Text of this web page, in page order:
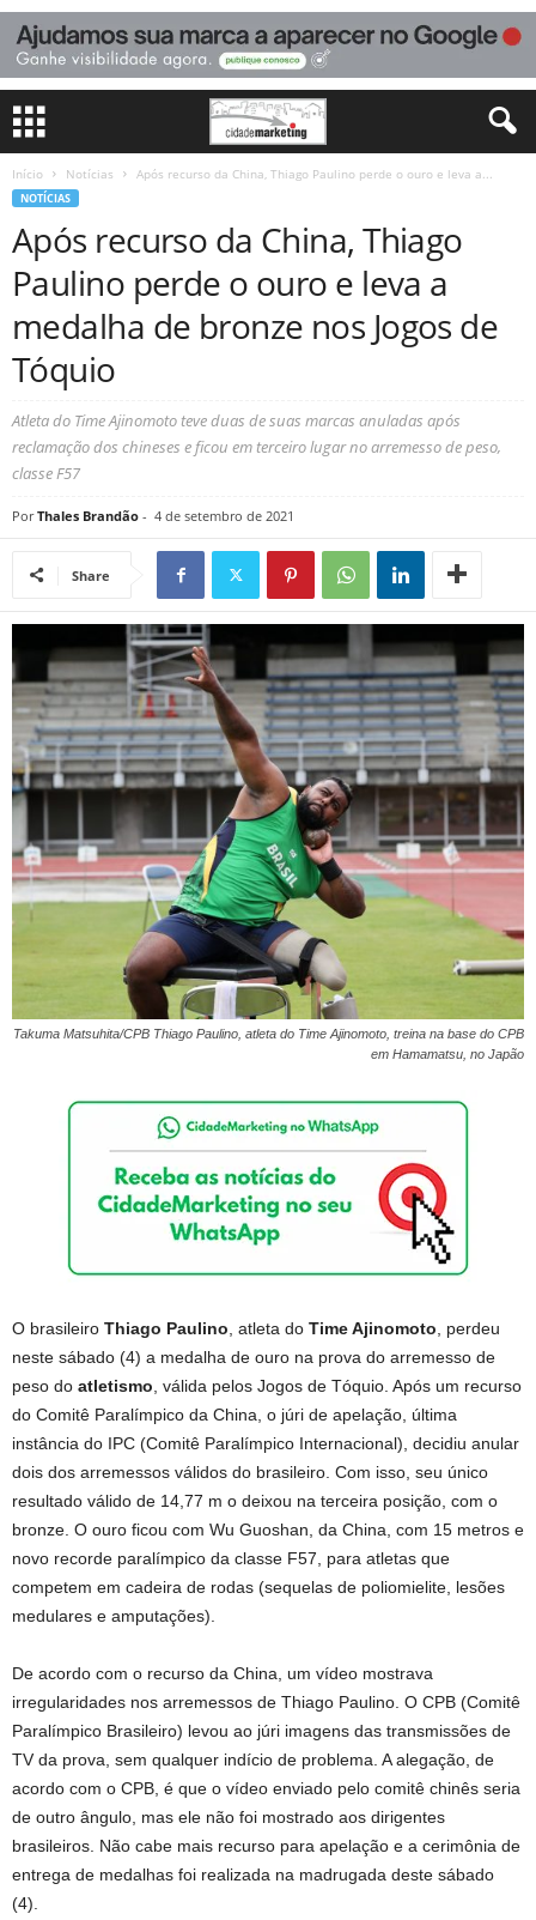
Início Notícias Após recurso da China, Thiago Paulino perde o ouro e leva a...
NOTÍCIAS
Após recurso da China, Thiago
Paulino perde o ouro e leva a
medalha de bronze nos Jogos de
Tóquio
Atleta do Time Ajinomoto teve duas de suas marcas anuladas após
reclamação dos chineses e ficou em terceiro lugar no arremesso de peso,
classe F57
Por Thales Brandão - 4 de setembro de 2021
Share
Takuma Matsuhita/CPB Thiago Paulino, atleta do Time Ajinomoto, treina na base do CPB
em Hamamatsu, no Japão
O brasileiro Thiago Paulino, atleta do Time Ajinomoto, perdeu
neste sábado (4) a medalha de ouro na prova do arremesso de
peso do atletismo, válida pelos Jogos de Tóquio. Após um recurso
do Comitê Paralímpico da China, o júri de apelação, última
instância do IPC (Comitê Paralímpico Internacional), decidiu anular
dois dos arremessos válidos do brasileiro. Com isso, seu único
resultado válido de 14,77 m o deixou na terceira posição, com o
bronze. O ouro ficou com Wu Guoshan, da China, com 15 metros e
novo recorde paralímpico da classe F57, para atletas que
competem em cadeira de rodas (sequelas de poliomielite, lesões
medulares e amputações).
De acordo com o recurso da China, um vídeo mostrava
irregularidades nos arremessos de Thiago Paulino. O CPB (Comitê
Paralímpico Brasileiro) levou ao júri imagens das transmissões de
TV da prova, sem qualquer indício de problema. A alegação, de
acordo com o CPB, é que o vídeo enviado pelo comitê chinês seria
de outro ângulo, mas ele não foi mostrado aos dirigentes
brasileiros. Não cabe mais recurso para apelação e a cerimônia de
entrega de medalhas foi realizada na madrugada deste sábado
(4).